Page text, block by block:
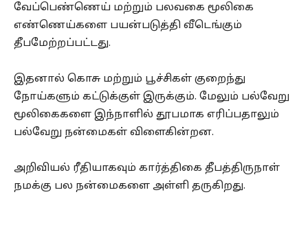
வேப்பெண்ணெய் மற்றும் பலவகை மூலிகை
எண்ணெய்களை பயன்படுத்தி வீடெங்கும்
தீபமேற்றப்பட்டது.
இதனால் கொசு மற்றும் பூச்சிகள் குறைந்து
நோய்களும் கட்டுக்குள் இருக்கும். மேலும் பல்வேறு
மூலிகைகளை இந்நாளில் தூபமாக எரிப்பதாலும்
பல்வேறு நன்மைகள் விளைகின்றன.
அறிவியல் ரீதியாகவும் கார்த்திகை தீபத்திருநாள்
நமக்கு பல நன்மைகளை அள்ளி தருகிறது.